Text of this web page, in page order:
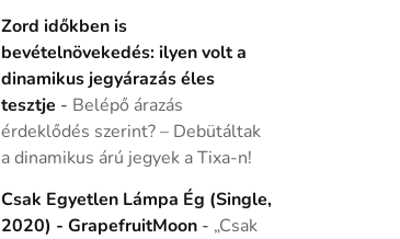
Zord időkben is
bevételnövekedés: ilyen volt a
dinamikus jegyárazás éles
tesztje - Belépő árazás
érdeklődés szerint? – Debütáltak
a dinamikus árú jegyek a Tixa-n!
Csak Egyetlen Lámpa Ég (Single,
2020) - GrapefruitMoon- „Csak